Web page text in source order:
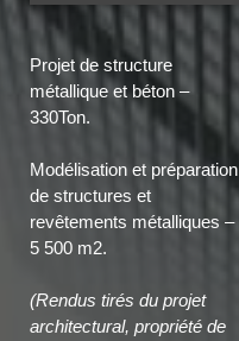
Projet de structure
métallique et béton –
330Ton.
Modélisation et préparation
de structures et
revêtements métalliques –
5 500 m2.
(Rendus tirés du projet
architectural, propriété de